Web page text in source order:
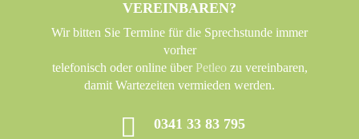
VEREINBAREN?
Wir bitten Sie Termine für die Sprechstunde immer
vorher
telefonisch oder online überPetleo zu vereinbaren,
damit Wartezeiten vermieden werden.
0341 33 83 795